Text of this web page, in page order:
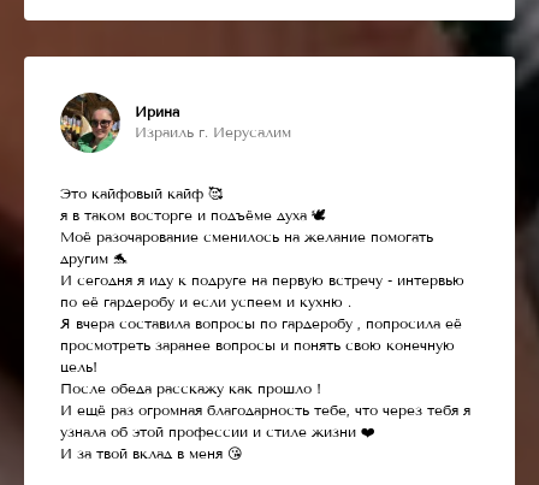
Ирина
Израиль г. Иерусалим
Это кайфовый кайф 🥰
я в таком восторге и подъёме духа 🕊
Моё разочарование сменилось на желание помогать
другим 🐬
И сегодня я иду к подруге на первую встречу - интервью
по её гардеробу и если успеем и кухню .
Я вчера составила вопросы по гардеробу , попросила её
просмотреть заранее вопросы и понять свою конечную
цель!
После обеда расскажу как прошло !
И ещё раз огромная благодарность тебе, что через тебя я
узнала об этой профессии и стиле жизни ❤️
И за твой вклад в меня 😘